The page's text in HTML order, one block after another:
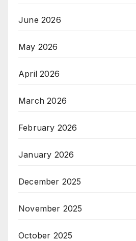
June 2026
May 2026
April 2026
March 2026
February 2026
January 2026
December 2025
November 2025
October 2025